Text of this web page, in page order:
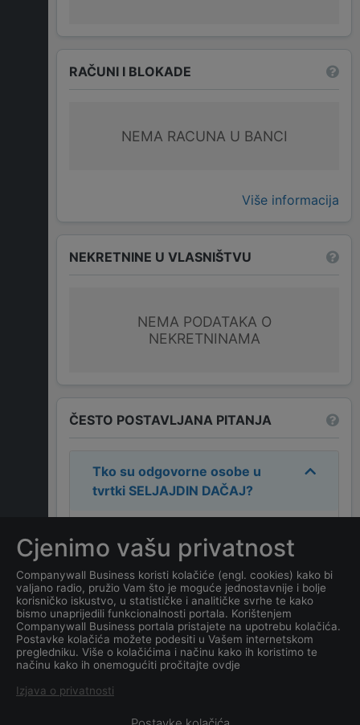
RAČUNI I BLOKADE
NEMA RACUNA U BANCI
Više informacija
NEKRETNINE U VLASNIŠTVU
NEMA PODATAKA O
NEKRETNINAMA
ČESTO POSTAVLJANA PITANJA
Tko su odgovorne osobe u
tvrtki SELJAJDIN DAČAJ?
DAČAJ SELJADIN
Koja je adresa tvrtke
SELJAJDIN DAČAJ?
Koji je datum osnivanja
tvrtkeSELJAJDIN DAČAJ
Cjenimo vašu privatnost
Companywall Business koristi kolačiće (engl. cookies) kako bi
valjano radio, pružio Vam što je moguće jednostavnije i bolje
korisničko iskustvo, u statističke i analitičke svrhe te kako
bismo unaprijedili funkcionalnosti portala. Korištenjem
Companywall Business portala pristajete na upotrebu kolačića.
Postavke kolačića možete podesiti u Vašem internetskom
pregledniku. Više o kolačićima i načinu kako ih koristimo te
načinu kako ih onemogućiti pročitajte ovdje
Izjava o privatnosti